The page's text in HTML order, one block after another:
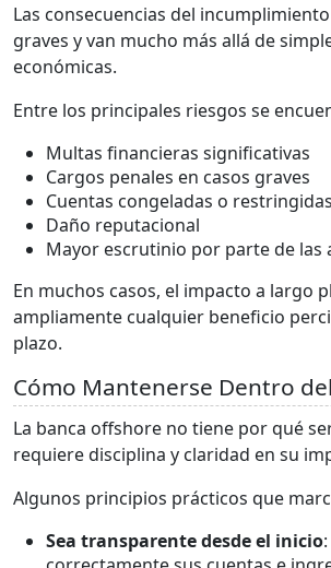
Las consecuencias del
graves y van mucho más allá de
económicas.
Entre los principales riesgos se
Multas financieras significativas
Cargos penales en casos graves
Cuentas congeladas o restringidas
Daño reputacional
Mayor escrutinio por parte de las
En muchos casos, el impacto a largo
ampliamente cualquier beneficio
plazo.
Cómo Mantenerse Dentro
La banca offshore no tiene por qué
requiere disciplina y claridad en su
Algunos principios prácticos que
Sea transparente desde el inicio